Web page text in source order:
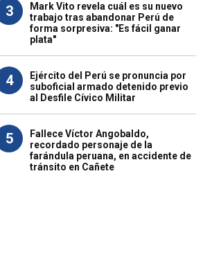
3
Mark Vito revela cuál es su nuevo
trabajo tras abandonar Perú de
forma sorpresiva: "Es fácil ganar
plata"
4
Ejército del Perú se pronuncia por
suboficial armado detenido previo
al Desfile Cívico Militar
5
Fallece Víctor Angobaldo,
recordado personaje de la
farándula peruana, en accidente de
tránsito en Cañete